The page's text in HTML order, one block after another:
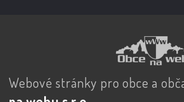
Webové stránky pro obce a